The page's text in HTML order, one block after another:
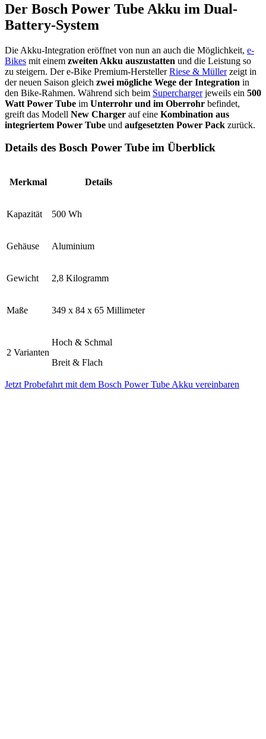
Der Bosch Power Tube Akku im Dual-
Battery-System
Die Akku-Integration eröffnet von nun an auch die Möglichkeit, e-
Bikes mit einem zweiten Akku auszustatten und die Leistung so
zu steigern. Der e-Bike Premium-HerstellerRiese & Müllerzeigt in
der neuen Saison gleich zwei mögliche Wege der Integration in
den Bike-Rahmen. Während sich beim Superchargerjeweils ein 500
Watt Power Tube im Unterrohr und im Oberrohr befindet,
greift das Modell New Charger auf eine Kombination aus
integriertem Power Tube und aufgesetzten Power Pack zurück.
Details des Bosch Power Tube im Überblick
Merkmal Details
Kapazität 500 Wh
Gehäuse Aluminium
Gewicht 2,8 Kilogramm
Maße 349 x 84 x 65 Millimeter
2 Varianten
Hoch & Schmal
Breit & Flach
Jetzt Probefahrt mit dem Bosch Power Tube Akku vereinbaren